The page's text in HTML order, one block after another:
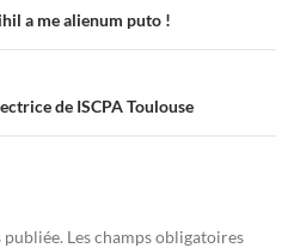
a me alienum puto !
de ISCPA Toulouse
publiée. Les champs obligatoires